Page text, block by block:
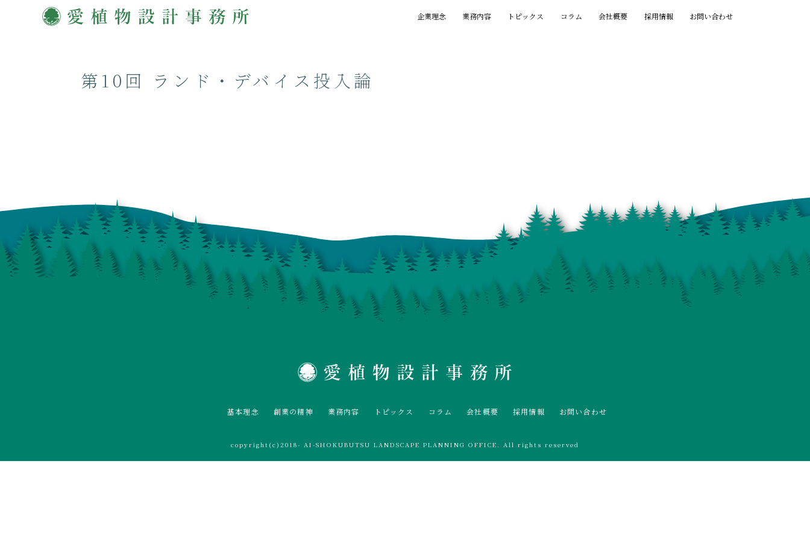
企業理念
業務内容
トピックス コラム 会社概要 採用情報 お問い合わせ
第10回 ランド・デバイス投入論
基本理念 創業の精神 業務内容 トピックス コラム 会社概要 採用情報 お問い合わせ
copyright(c)2018- AI-SHOKUBUTSU LANDSCAPE PLANNING OFFICE. All rights reserved